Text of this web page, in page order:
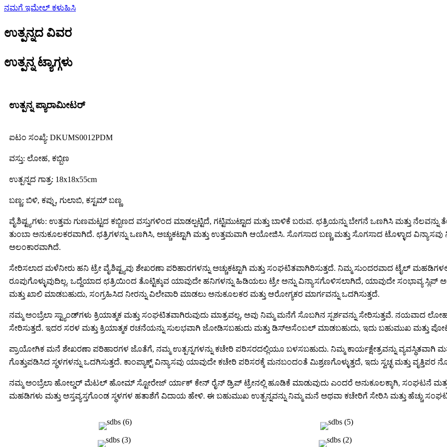
ನಮಗೆ ಇಮೇಲ್ ಕಳುಹಿಸಿ
ಉತ್ಪನ್ನದ ವಿವರ
ಉತ್ಪನ್ನ ಟ್ಯಾಗ್ಗಳು
ಉತ್ಪನ್ನ ಪ್ಯಾರಾಮೀಟರ್
ಐಟಂ ಸಂಖ್ಯೆ: DKUMS0012PDM
ವಸ್ತು: ಲೋಹ, ಕಬ್ಬಿಣ
ಉತ್ಪನ್ನದ ಗಾತ್ರ: 18x18x55cm
ಬಣ್ಣ: ಬಿಳಿ, ಕಪ್ಪು, ಗುಲಾಬಿ, ಕಸ್ಟಮ್ ಬಣ್ಣ
ವೈಶಿಷ್ಟ್ಯಗಳು: ಉತ್ತಮ ಗುಣಮಟ್ಟದ ಕಬ್ಬಿಣದ ವಸ್ತುಗಳಿಂದ ಮಾಡಲ್ಪಟ್ಟಿದೆ, ಗಟ್ಟಿಮುಟ್ಟಾದ ಮತ್ತು ಬಾಳಿಕೆ ಬರುವ. ಛತ್ರಿಯನ್ನು ಬೇಗನೆ ಒಣಗಿಸಿ ಮತ್ತು ನೆಲವನ್ನು
ತುಂಬಾ ಅನುಕೂಲಕರವಾಗಿದೆ. ಛತ್ರಿಗಳನ್ನು ಒಣಗಿಸಿ, ಅಚ್ಚುಕಟ್ಟಾಗಿ ಮತ್ತು ಉತ್ತಮವಾಗಿ ಆಯೋಜಿಸಿ. ಸೊಗಸಾದ ಬಣ್ಣ ಮತ್ತು ಸೊಗಸಾದ ಟೊಳ್ಳಾದ
ಅಲಂಕಾರವಾಗಿದೆ.
ಸೇರಿಸಲಾದ ಮಳೆನೀರು ಹನಿ ಟ್ರೇ ವೈಶಿಷ್ಟ್ಯವು ಶೇಖರಣಾ ಪರಿಹಾರಗಳನ್ನು ಅಚ್ಚುಕಟ್ಟಾಗಿ ಮತ್ತು ಸಂಘಟಿತವಾಗಿರಿಸುತ್ತದೆ. ನಿಮ್ಮ ಸುಂದರವಾದ ಟೈಲ್
ರೂಪುಗೊಳ್ಳುವುದಿಲ್ಲ. ಒದ್ದೆಯಾದ ಛತ್ರಿಯಿಂದ ತೊಟ್ಟಿಕ್ಕುವ ಯಾವುದೇ ಹನಿಗಳನ್ನು ಹಿಡಿಯಲು ಟ್ರೇ ಅನ್ನು ವಿನ್ಯಾಸಗೊಳಿಸಲಾಗಿದೆ, ಯಾವುದೇ ಸಂಭಾವ್ಯ
ಮತ್ತು ಖಾಲಿ ಮಾಡಬಹುದು, ಸಂಗ್ರಹಿಸಿದ ನೀರನ್ನು ವಿಲೇವಾರಿ ಮಾಡಲು ಅನುಕೂಲಕರ ಮತ್ತು ಆರೋಗ್ಯಕರ ಮಾರ್ಗವನ್ನು ಒದಗಿಸುತ್ತದೆ.
ನಮ್ಮ ಅಂಬ್ರೆಲಾ ಸ್ಟ್ಯಾಂಡ್‌ಗಳು ಕ್ರಿಯಾತ್ಮಕ ಮತ್ತು ಸಂಘಟಿತವಾಗಿರುವುದು ಮಾತ್ರವಲ್ಲ, ಅವು ನಿಮ್ಮ ಮನೆಗೆ ಸೊಬಗಿನ ಸ್ಪರ್ಶವನ್ನು ಸೇರಿಸುತ್ತವೆ. ನಯವಾದ
ಸೇರಿಸುತ್ತದೆ. ಇದರ ಸರಳ ಮತ್ತು ಕ್ರಿಯಾತ್ಮಕ ರಚನೆಯನ್ನು ಸುಲಭವಾಗಿ ಜೋಡಿಸಬಹುದು ಮತ್ತು ಡಿಸ್ಅಸೆಂಬಲ್ ಮಾಡಬಹುದು, ಇದು ಬಹುಮುಖ ಮತ್ತು
ಪ್ರಾಯೋಗಿಕ ಮನೆ ಶೇಖರಣಾ ಪರಿಹಾರಗಳ ಜೊತೆಗೆ, ನಮ್ಮ ಉತ್ಪನ್ನಗಳನ್ನು ಕಚೇರಿ ಪರಿಸರದಲ್ಲಿಯೂ ಬಳಸಬಹುದು. ನಿಮ್ಮ ಕಾರ್ಯಕ್ಷೇತ್ರವನ್ನು ವ್ಯವಸ್ಥಿತವಾಗಿ
ಗೊತ್ತುಪಡಿಸಿದ ಸ್ಥಳಗಳನ್ನು ಒದಗಿಸುತ್ತದೆ. ಕಾಂಪ್ಯಾಕ್ಟ್ ವಿನ್ಯಾಸವು ಯಾವುದೇ ಕಚೇರಿ ಪರಿಸರಕ್ಕೆ ಮನಬಂದಂತೆ ಮಿಶ್ರಣಗೊಳ್ಳುತ್ತದೆ, ಇದು ಸ್ವಚ್ಛ ಮತ್ತು ವೃತ್ತಿಪರ
ನಮ್ಮ ಅಂಬ್ರೆಲಾ ಹೋಲ್ಡರ್ ಮೆಟಲ್ ಹೋಮ್ ಸ್ಟೋರೇಜ್ ರ್ಯಾಕ್ ಕೇನ್ ರೈನ್ ಡ್ರಿಪ್ ಟ್ರೇನಲ್ಲಿ ಹೂಡಿಕೆ ಮಾಡುವುದು ಎಂದರೆ ಅನುಕೂಲಕ್ಕಾಗಿ, ಸಂಘಟನೆ ಮತ್ತು
ಮಹಡಿಗಳು ಮತ್ತು ಅಸ್ತವ್ಯಸ್ತಗೊಂಡ ಸ್ಥಳಗಳ ಹತಾಶೆಗೆ ವಿದಾಯ ಹೇಳಿ. ಈ ಬಹುಮುಖ ಉತ್ಪನ್ನವನ್ನು ನಿಮ್ಮ ಮನೆ ಅಥವಾ ಕಚೇರಿಗೆ ಸೇರಿಸಿ ಮತ್ತು ಹೆಚ್ಚು